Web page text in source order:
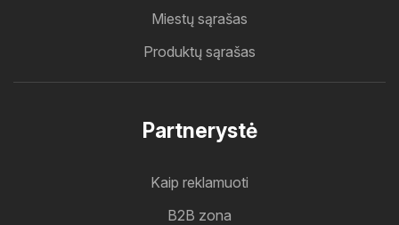
Miestų sąrašas
Produktų sąrašas
Partnerystė
Kaip reklamuoti
B2B zona